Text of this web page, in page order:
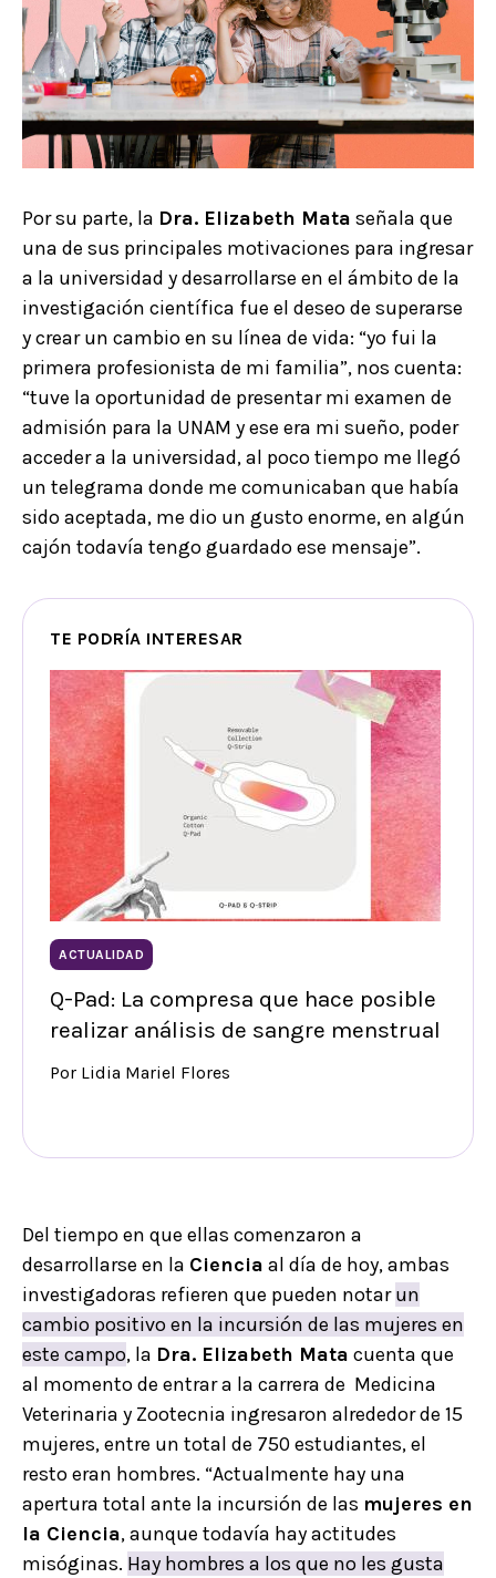
Por su parte, la Dra. Elizabeth Mata señala que
una de sus principales motivaciones para ingresar
a la universidad y desarrollarse en el ámbito de la
investigación científica fue el deseo de superarse
y crear un cambio en su línea de vida: “yo fui la
primera profesionista de mi familia”, nos cuenta:
“tuve la oportunidad de presentar mi examen de
admisión para la UNAM y ese era mi sueño, poder
acceder a la universidad, al poco tiempo me llegó
un telegrama donde me comunicaban que había
sido aceptada, me dio un gusto enorme, en algún
cajón todavía tengo guardado ese mensaje”.
TE PODRÍA INTERESAR
ACTUALIDAD
Q-Pad: La compresa que hace posible
realizar análisis de sangre menstrual
Por Lidia Mariel Flores
Del tiempo en que ellas comenzaron a
desarrollarse en la Ciencia al día de hoy, ambas
investigadoras refieren que pueden notarun
cambio positivo en la incursión de las mujeres en
este campo, la Dra. Elizabeth Mata cuenta que
al momento de entrar a la carrera de Medicina
Veterinaria y Zootecnia ingresaron alrededor de 15
mujeres, entre un total de 750 estudiantes, el
resto eran hombres. “Actualmente hay una
apertura total ante la incursión de las mujeres en
la Ciencia, aunque todavía hay actitudes
misóginas. Hay hombres a los que no les gusta